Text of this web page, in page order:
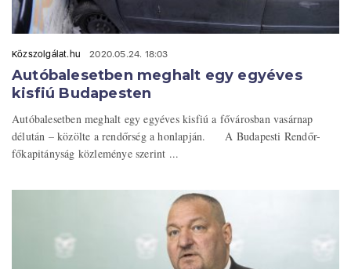
Közszolgálat.hu 2020.05.24. 18:03
Autóbalesetben meghalt egy egyéves
kisfiú Budapesten
Autóbalesetben meghalt egy egyéves kisfiú a fővárosban vasárnap
délután – közölte a rendőrség a honlapján. A Budapesti Rendőr-
főkapitányság közleménye szerint ...